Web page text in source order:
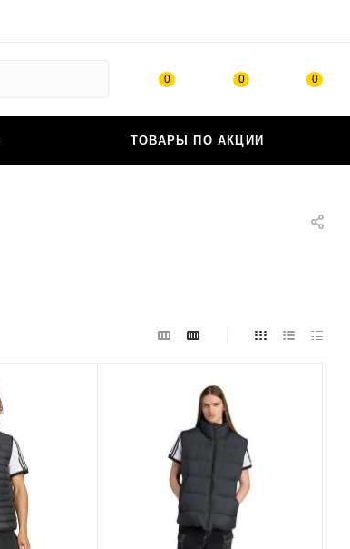
0 0 0
ТОВАРЫ ПО АКЦИИ